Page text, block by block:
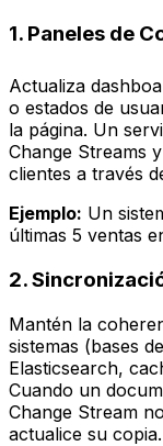
1. Paneles de
Actualiza
o estados de
la página. Un
Change Streams
clientes a través
Ejemplo: Un
últimas 5 ventas
2.
Mantén la
sistemas (bases
Elasticsearch,
Cuando un
Change Stream
actualice su copia.